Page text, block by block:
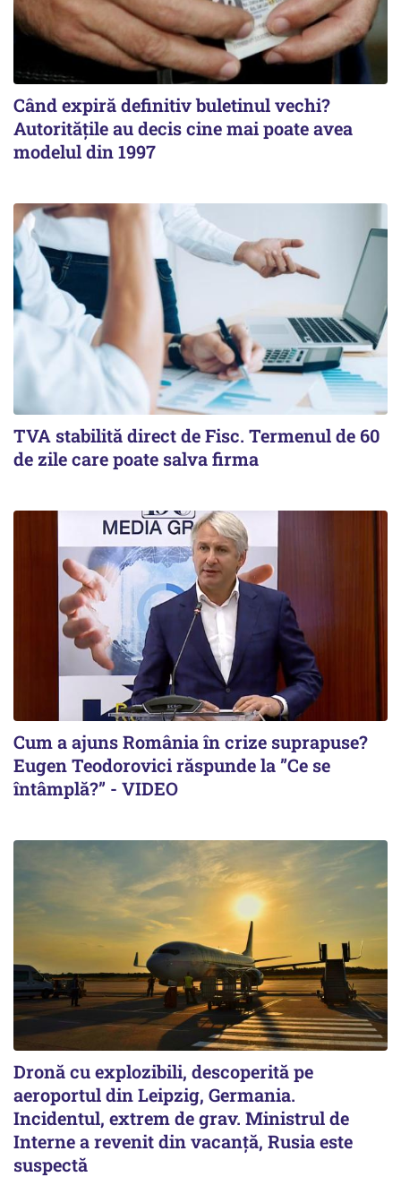
Când expiră definitiv buletinul vechi?
Autoritățile au decis cine mai poate avea
modelul din 1997
TVA stabilită direct de Fisc. Termenul de 60
de zile care poate salva firma
Cum a ajuns România în crize suprapuse?
Eugen Teodorovici răspunde la ”Ce se
întâmplă?” - VIDEO
Dronă cu explozibili, descoperită pe
aeroportul din Leipzig, Germania.
Incidentul, extrem de grav. Ministrul de
Interne a revenit din vacanță, Rusia este
suspectă